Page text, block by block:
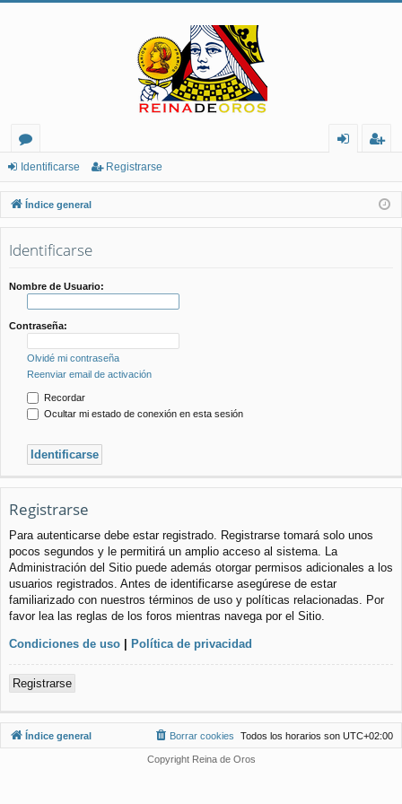
or
os
nt
ifi
ist
ra
Identificarse Registrarse
Índice general
Identificarse
Nombre de Usuario:
Contraseña:
Olvidé mi contraseña
Reenviar email de activación
Recordar
Ocultar mi estado de conexión en esta sesión
Registrarse
Para autenticarse debe estar registrado. Registrarse tomará solo unos
pocos segundos y le permitirá un amplio acceso al sistema. La
Administración del Sitio puede además otorgar permisos adicionales a los
usuarios registrados. Antes de identificarse asegúrese de estar
familiarizado con nuestros términos de uso y políticas relacionadas. Por
favor lea las reglas de los foros mientras navega por el Sitio.
Condiciones de uso | Política de privacidad
Registrarse
Índice general Todos los horarios son UTC+02:00
Borrar cookies
Copyright Reina de Oros